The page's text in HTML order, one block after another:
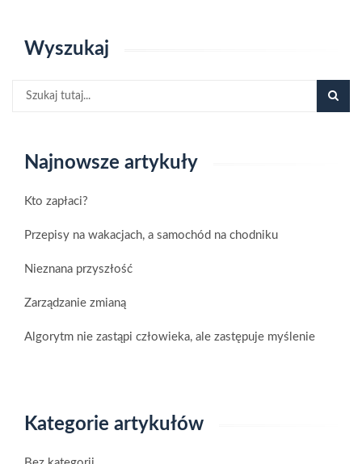
Wyszukaj
Najnowsze artykuły
Kto zapłaci?
Przepisy na wakacjach, a samochód na chodniku
Nieznana przyszłość
Zarządzanie zmianą
Algorytm nie zastąpi człowieka, ale zastępuje myślenie
Kategorie artykułów